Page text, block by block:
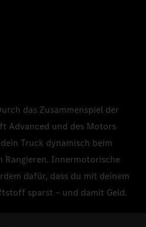
das Zusammenspiel der
Advanced und des Motors
Truck dynamisch beim
Innermotorische
dafür, dass du mit deinem
sparst – und damit Geld.